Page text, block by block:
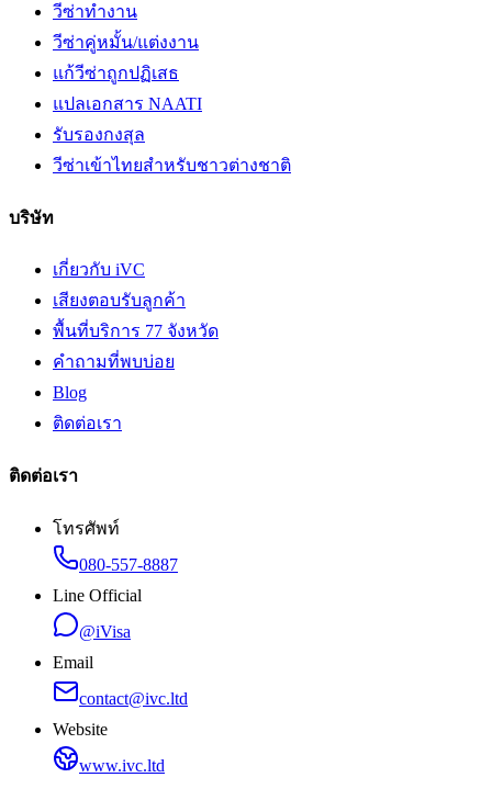
วีซ่าทำงาน
วีซ่าคู่หมั้น/แต่งงาน
แก้วีซ่าถูกปฏิเสธ
แปลเอกสาร NAATI
รับรองกงสุล
วีซ่าเข้าไทยสำหรับชาวต่างชาติ
บริษัท
เกี่ยวกับ iVC
เสียงตอบรับลูกค้า
พื้นที่บริการ 77 จังหวัด
คำถามที่พบบ่อย
Blog
ติดต่อเรา
ติดต่อเรา
โทรศัพท์
080-557-8887
Line Official
@iVisa
Email
contact@ivc.ltd
Website
www.ivc.ltd